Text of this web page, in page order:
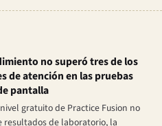
no superó tres de los
de atención en las pruebas
pantalla
gratuito de Practice Fusion no
resultados de laboratorio, la